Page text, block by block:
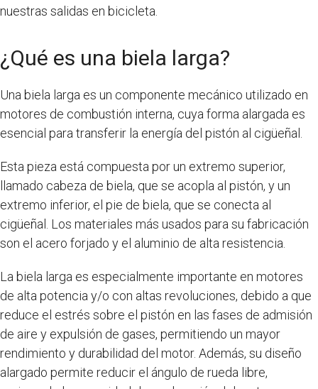
nuestras salidas en bicicleta.
¿Qué es una biela larga?
Una biela larga es un componente mecánico utilizado en
motores de combustión interna, cuya forma alargada es
esencial para transferir la energía del pistón al cigüeñal.
Esta pieza está compuesta por un extremo superior,
llamado cabeza de biela, que se acopla al pistón, y un
extremo inferior, el pie de biela, que se conecta al
cigüeñal. Los materiales más usados para su fabricación
son el acero forjado y el aluminio de alta resistencia.
La biela larga es especialmente importante en motores
de alta potencia y/o con altas revoluciones, debido a que
reduce el estrés sobre el pistón en las fases de admisión
de aire y expulsión de gases, permitiendo un mayor
rendimiento y durabilidad del motor. Además, su diseño
alargado permite reducir el ángulo de rueda libre,